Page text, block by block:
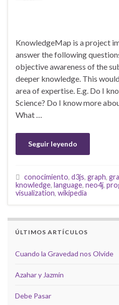
KnowledgeMap is a project
answer the following
objective awareness of the
deeper knowledge. This
area of expertise. E.g. Do I
Science? Do I know more
What …
Seguir leyendo
conocimiento, d3js, graph,
knowledge, language, neo4j,
visualization, wikipedia
ÚLTIMOS ARTÍCULOS
Cuando la Gravedad nos Olvide
Azahar y Jazmín
Debe Pasar